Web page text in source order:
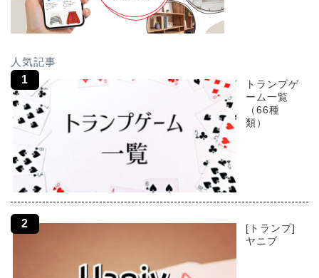
人気記事
トランプゲ
ーム一覧
（66種
類）
[トランプ]
ヤニブ